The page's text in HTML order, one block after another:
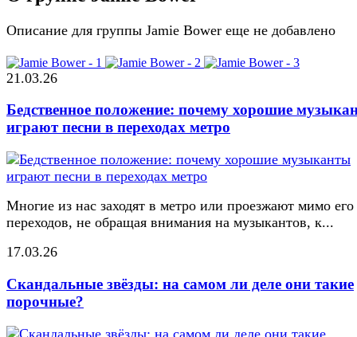
Описание для группы Jamie Bower еще не добавлено
21.03.26
Бедственное положение: почему хорошие
играют песни в переходах метро
Многие из нас заходят в метро или проезжают мимо его
переходов, не обращая внимания на музыкантов, к...
17.03.26
Скандальные звёзды: на самом ли деле они такие
порочные?